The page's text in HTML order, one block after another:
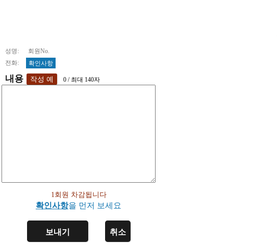
성명: 회원No.
전화:
확인사항
내용 0 / 최대 140자
1회원 차감됩니다
확인사항을 먼저 보세요